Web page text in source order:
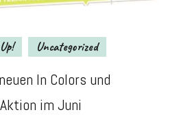
Uncategorized
In Colors und
im Juni